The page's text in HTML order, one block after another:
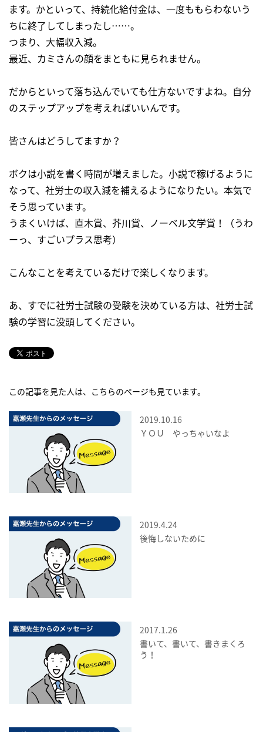
ます。かといって、持続化給付金は、一度ももらわないう
ちに終了してしまったし……。
つまり、大幅収入減。
最近、カミさんの顔をまともに見られません。
だからといって落ち込んでいても仕方ないですよね。自分
のステップアップを考えればいいんです。
皆さんはどうしてますか？
ボクは小説を書く時間が増えました。小説で稼げるように
なって、社労士の収入減を補えるようになりたい。本気で
そう思っています。
うまくいけば、直木賞、芥川賞、ノーベル文学賞！（うわ
ーっ、すごいプラス思考）
こんなことを考えているだけで楽しくなります。
あ、すでに社労士試験の受験を決めている方は、社労士試
験の学習に没頭してください。
この記事を見た人は、こちらのページも見ています。
2019.10.16
ＹＯＵ やっちゃいなよ
2019.4.24
後悔しないために
2017.1.26
書いて、書いて、書きまくろ
う！